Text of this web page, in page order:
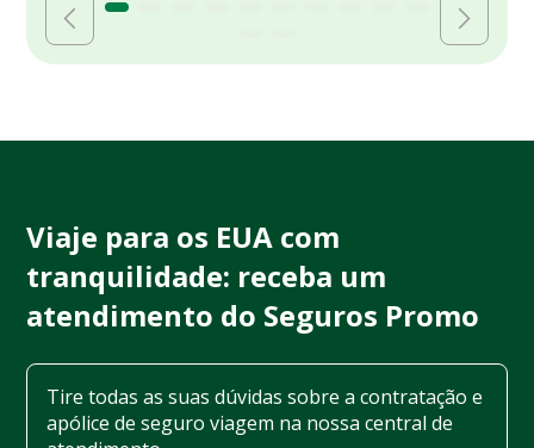
Viaje para os EUA com
tranquilidade: receba um
atendimento do Seguros Promo
Tire todas as suas dúvidas sobre a contratação e
apólice de seguro viagem na nossa central de